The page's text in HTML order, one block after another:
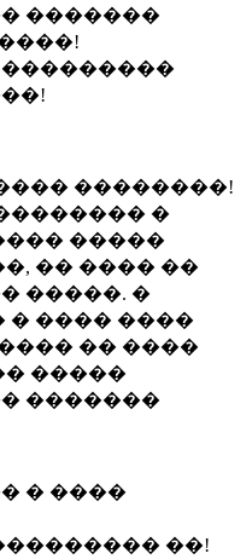
�������
��������!
�
�����
�� ���� ��
�����. �
� ���� ����
�� ����
�����
�������
� ����
��!